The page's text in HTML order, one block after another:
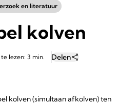
en literatuur
kolven
lezen: 3 min. Delen
kolven (simultaan afkolven) ten